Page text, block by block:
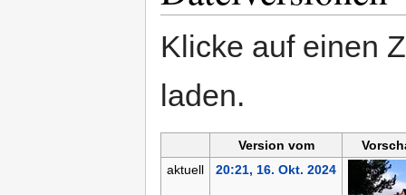
Klicke auf einen
laden.
Version vom
aktuell
20:21, 16. Okt. 2024